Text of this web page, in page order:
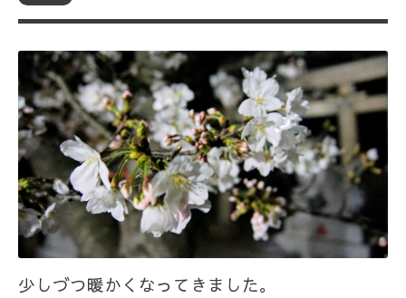
少しづつ暖かくなってきました。